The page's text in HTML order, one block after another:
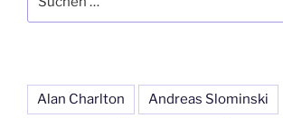
nach:
Alan Charlton Andreas Slominski